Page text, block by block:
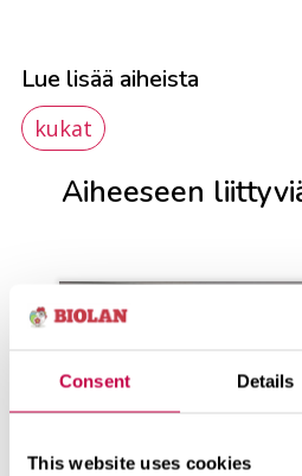
Consent Details
This website uses cookies
Lue lisää aiheista
kukat
Aiheeseen